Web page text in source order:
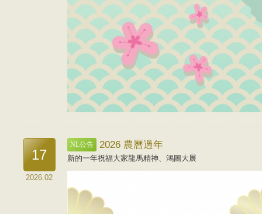
17
2026.02
NL公告 2026 農曆過年
新的一年祝福大家龍馬精神、鴻圖大展